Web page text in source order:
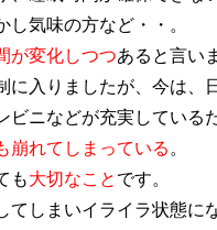
気味の方など・・。
が変化しつつあると言い
入りましたが、今は、
ビニなどが充実している
崩れてしまっている 。
も大切なこと です。
てしまいイライラ状態に